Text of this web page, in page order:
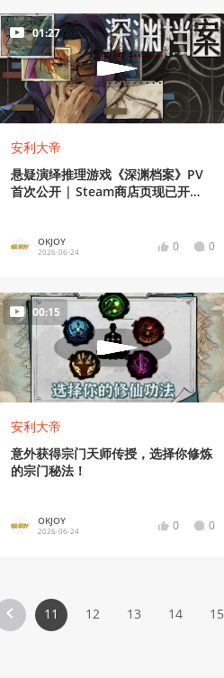
01:27
安利大帝
悬疑演绎推理游戏《深渊档案》PV
首次公开 | Steam商店页现已开
OKJOY
2026-06-24 0 0
00:15
安利大帝
意外获得宗门天师传授，选择你修炼
的宗门秘法！
OKJOY
2026-06-24 0 0
11 12 13 14 15